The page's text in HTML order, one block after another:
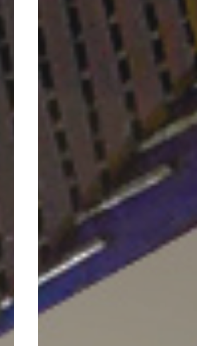
Me rencontrer, acheter
commander une pièce
Mes évènements
>
Contact / Statut /
légales